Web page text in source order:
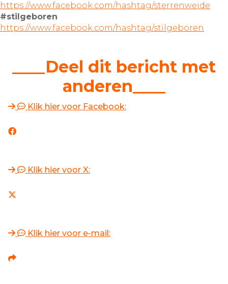
https://www.facebook.com/hashtag/sterrenweide
#stilgeboren
https://www.facebook.com/hashtag/stilgeboren
____Deel dit bericht met
anderen____
Klik hier voor Facebook:
Klik hier voor X:
Klik hier voor e-mail: